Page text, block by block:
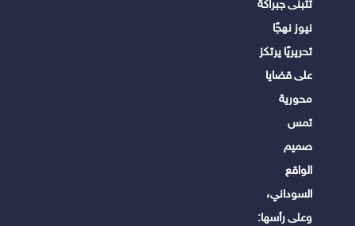
تتبنى جبراكة
نيوز نهجًا
تحريريًا يرتكز
على قضايا
محورية
تمس
صميم
الواقع
السوداني،
وعلى رأسها: